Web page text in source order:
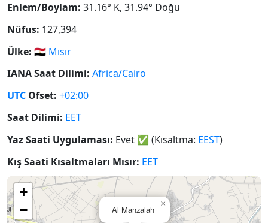
Enlem/Boylam: 31.16° K, 31.94° Doğu
Nüfus: 127,394
Ülke: 🇪🇬 Mısır
IANA Saat Dilimi: Africa/Cairo
UTC Ofset: +02:00
Saat Dilimi: EET
Yaz Saati Uygulaması: Evet ✅ (Kısaltma: EEST)
Kış Saati Kısaltmaları Mısır: EET
Al Manzalah
×
+
−